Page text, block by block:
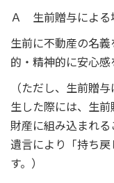
Ａ 生前贈与による
生前に不動産の名
的・精神的に安心感
（ただし、生前贈
生した際には、生
財産に組み込まれ
遺言により「持ち
す。）